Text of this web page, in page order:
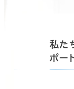
私た
ポー